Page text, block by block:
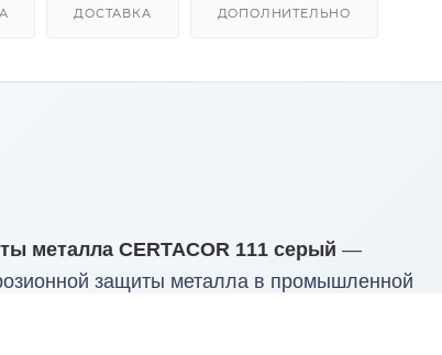
ДОСТАВКА ДОПОЛНИТЕЛЬНО
металла CERTACOR 111 серый —
защиты металла в промышленной
с грунтовкой CERTACOR 01, подходит для